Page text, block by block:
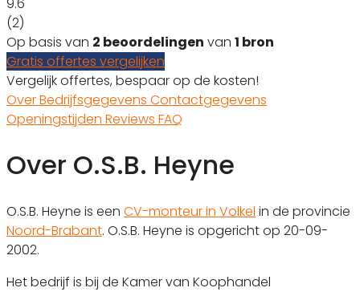
(2)
Op basis van 2 beoordelingen van 1 bron
Gratis offertes vergelijken
Vergelijk offertes, bespaar op de kosten!
OverBedrijfsgegevens Contactgegevens
Openingstijden Reviews FAQ
Over O.S.B. Heyne
O.S.B. Heyne is een CV-monteur in Volkel in de provincie
Noord-Brabant. O.S.B. Heyne is opgericht op 20-09-
2002.
Het bedrijf is bij de Kamer van Koophandel